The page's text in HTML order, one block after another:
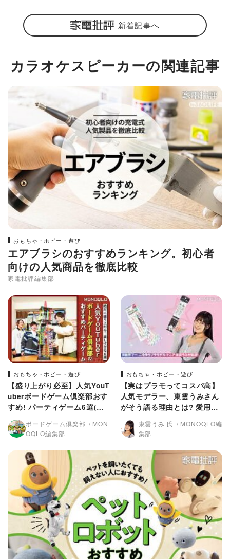
新着記事へ
カラオケスピーカーの関連記事
おもちゃ・ホビー・遊び
エアブラシのおすすめランキング。初心者
向けの人気商品を徹底比較
家電批評編集部
おもちゃ・ホビー・遊び
【盛り上がり必至】人気YouT
uberボードゲーム倶楽部おす
すめ! パーティゲーム6選(MO
NOQLO)
ボードゲーム倶楽部
MON
OQLO編集部
おもちゃ・ホビー・遊び
【実はプラモってコスパ高】
人気モデラー、東雲うみさん
がそう語る理由とは? 愛用や
すりも紹介! (MONOQLO)
東雲うみ 氏
MONOQLO編
集部